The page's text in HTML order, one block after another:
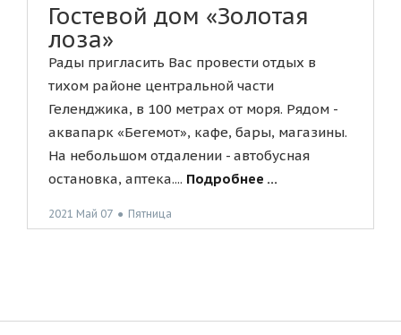
Гостевой дом «Золотая
лоза»
Рады пригласить Вас провести отдых в
тихом районе центральной части
Геленджика, в 100 метрах от моря. Рядом -
аквапарк «Бегемот», кафе, бары, магазины.
На небольшом отдалении - автобусная
остановка, аптека.... Подробнее ...
2021 Май 07 ● Пятница